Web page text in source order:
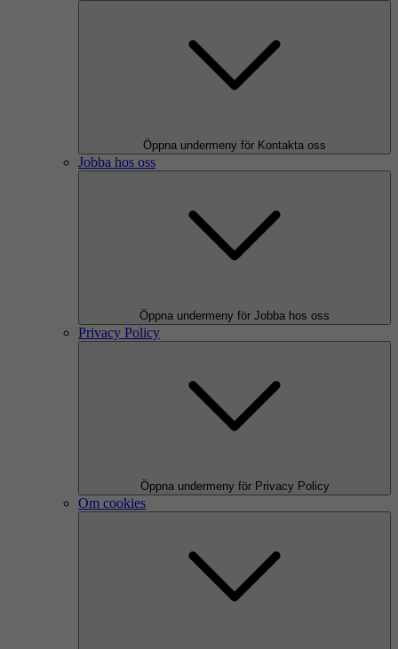
Öppna undermeny för Kontakta oss
Jobba hos oss
Öppna undermeny för Jobba hos oss
Privacy Policy
Öppna undermeny för Privacy Policy
Om cookies